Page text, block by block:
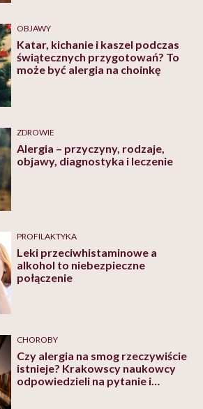
OBJAWY
Katar, kichanie i kaszel podczas
świątecznych przygotowań? To
może być alergia na choinkę
ZDROWIE
Alergia – przyczyny, rodzaje,
objawy, diagnostyka i leczenie
PROFILAKTYKA
Leki przeciwhistaminowe a
alkohol to niebezpieczne
połączenie
CHOROBY
Czy alergia na smog rzeczywiście
istnieje? Krakowscy naukowcy
odpowiedzieli na pytanie i